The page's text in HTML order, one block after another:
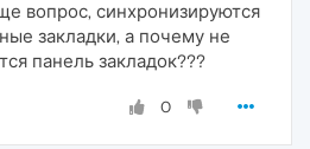
вопрос, синхронизируются
закладки, а почему не
панель закладок???
0